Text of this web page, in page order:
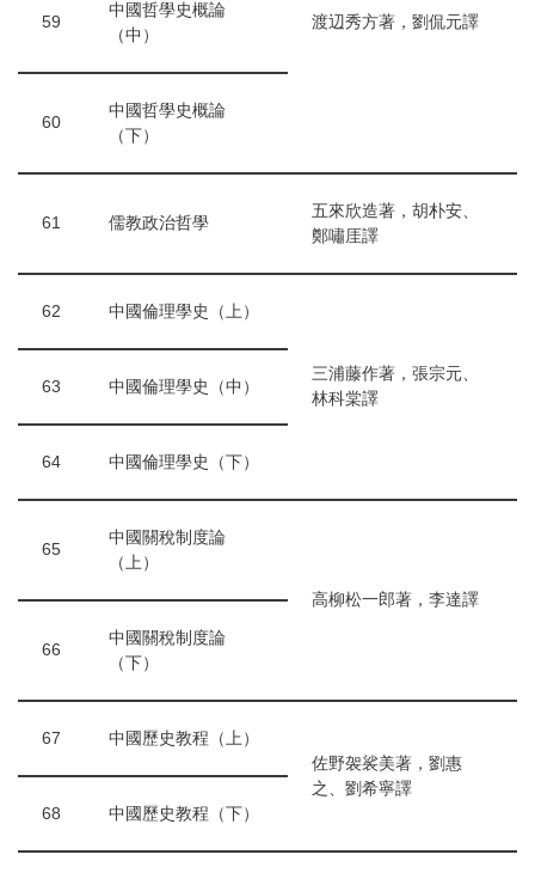
渡辺秀方著，劉侃元譯
59
中國哲學史概論
（中）
60
中國哲學史概論
（下）
61 儒教政治哲學
五來欣造著，胡朴安、
鄭嘯厓譯
62 中國倫理學史（上）
三浦藤作著，張宗元、
林科棠譯
63 中國倫理學史（中）
64 中國倫理學史（下）
65
中國關稅制度論
（上）
高柳松一郎著，李達譯
66
中國關稅制度論
（下）
67
中國歷史教程（上）
佐野袈裟美著，劉惠
之、劉希寧譯
68
中國歷史教程（下）